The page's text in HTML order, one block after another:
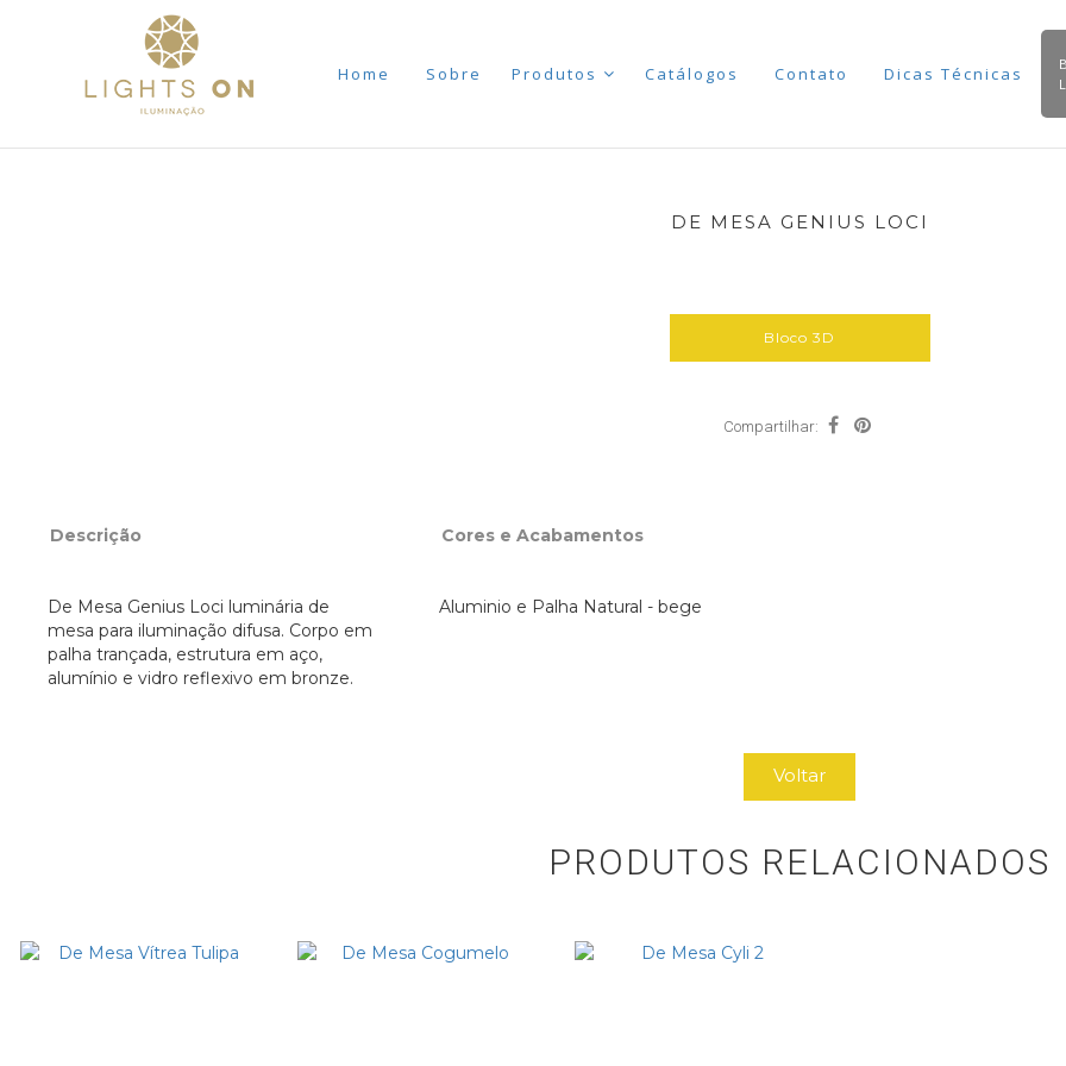
Home Sobre Produtos Catálogos Contato Dicas Técnicas
DE MESA GENIUS LOCI
Bloco 3D
Compartilhar:
Descrição Cores e Acabamentos
De Mesa Genius Loci luminária de
mesa para iluminação difusa. Corpo em
palha trançada, estrutura em aço,
alumínio e vidro reflexivo em bronze.
Aluminio e Palha Natural - bege
Voltar
PRODUTOS RELACIONADOS